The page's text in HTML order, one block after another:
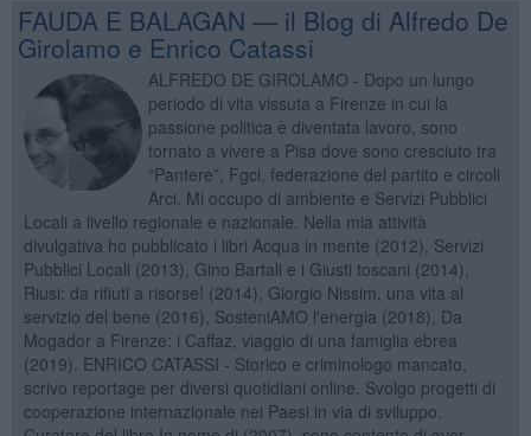
FAUDA E BALAGAN — il Blog di Alfredo De
Girolamo e Enrico Catassi
ALFREDO DE GIROLAMO - Dopo un lungo
periodo di vita vissuta a Firenze in cui la
passione politica è diventata lavoro, sono
tornato a vivere a Pisa dove sono cresciuto tra
“Pantere”, Fgci, federazione del partito e circoli
Arci. Mi occupo di ambiente e Servizi Pubblici
Locali a livello regionale e nazionale. Nella mia attività
divulgativa ho pubblicato i libri Acqua in mente (2012), Servizi
Pubblici Locali (2013), Gino Bartali e i Giusti toscani (2014),
Riusi: da rifiuti a risorse! (2014), Giorgio Nissim, una vita al
servizio del bene (2016), SosteniAMO l'energia (2018), Da
Mogador a Firenze: i Caffaz, viaggio di una famiglia ebrea
(2019). ENRICO CATASSI - Storico e criminologo mancato,
scrivo reportage per diversi quotidiani online. Svolgo progetti di
cooperazione internazionale nei Paesi in via di sviluppo.